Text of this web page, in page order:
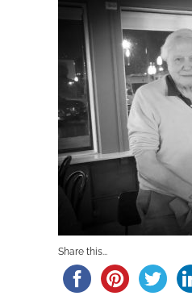
Share this...